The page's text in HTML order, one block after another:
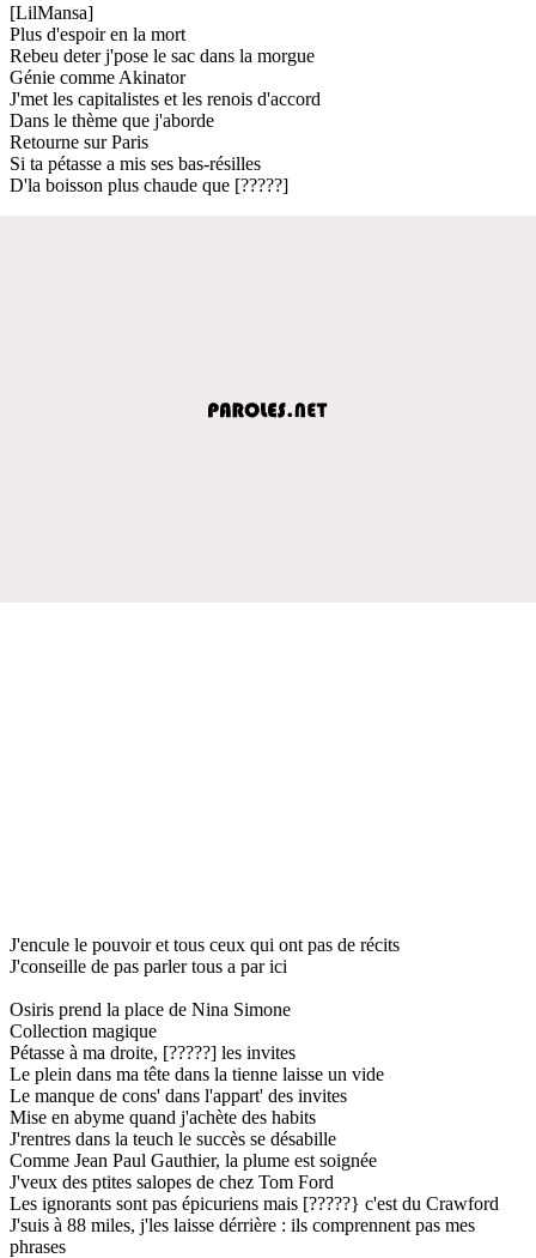
[LilMansa]
Plus d'espoir en la mort
Rebeu deter j'pose le sac dans la morgue
Génie comme Akinator
J'met les capitalistes et les renois d'accord
Dans le thème que j'aborde
Retourne sur Paris
Si ta pétasse a mis ses bas-résilles
D'la boisson plus chaude que [?????]
J'encule le pouvoir et tous ceux qui ont pas de récits
J'conseille de pas parler tous a par ici
Osiris prend la place de Nina Simone
Collection magique
Pétasse à ma droite, [?????] les invites
Le plein dans ma tête dans la tienne laisse un vide
Le manque de cons' dans l'appart' des invites
Mise en abyme quand j'achète des habits
J'rentres dans la teuch le succès se désabille
Comme Jean Paul Gauthier, la plume est soignée
J'veux des ptites salopes de chez Tom Ford
Les ignorants sont pas épicuriens mais [?????} c'est du Crawford
J'suis à 88 miles, j'les laisse dérrière : ils comprennent pas mes
phrases